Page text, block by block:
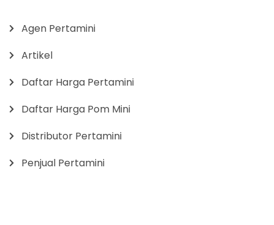
Agen Pertamini
Artikel
Daftar Harga Pertamini
Daftar Harga Pom Mini
Distributor Pertamini
Penjual Pertamini